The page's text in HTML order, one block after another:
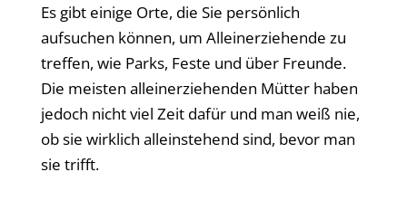
Es gibt einige Orte, die Sie persönlich
aufsuchen können, um Alleinerziehende zu
treffen, wie Parks, Feste und über Freunde.
Die meisten alleinerziehenden Mütter haben
jedoch nicht viel Zeit dafür und man weiß nie,
ob sie wirklich alleinstehend sind, bevor man
sie trifft.